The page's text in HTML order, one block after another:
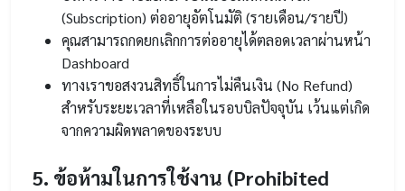
(Subscription) ต่ออายุอัตโนมัติ (รายเดือน/รายปี)
คุณสามารถกดยกเลิกการต่ออายุได้ตลอดเวลาผ่านหน้า
Dashboard
ทางเราขอสงวนสิทธิ์ในการไม่คืนเงิน (No Refund)
สำหรับระยะเวลาที่เหลือในรอบบิลปัจจุบัน เว้นแต่เกิด
จากความผิดพลาดของระบบ
5. ข้อห้ามในการใช้งาน (Prohibited